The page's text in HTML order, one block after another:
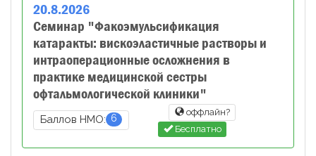
20.8.2026
Семинар "Факоэмульсификация
катаракты: вискоэластичные растворы и
интраоперационные осложнения в
практике медицинской сестры
офтальмологической клиники"
Баллов НМО: 6
оффлайн?
Бесплатно